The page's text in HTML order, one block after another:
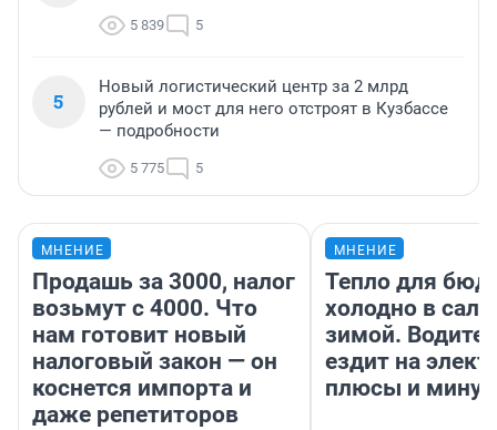
5 839 5
5
Новый логистический центр за 2 млрд
рублей и мост для него отстроят в Кузбассе
— подробности
5 775 5
МНЕНИЕ
Продашь за 3000, налог
возьмут с 4000. Что
нам готовит новый
налоговый закон — он
коснется импорта и
даже репетиторов
МНЕНИЕ
Тепло для
холодно в
зимой.
ездит на
плюсы и